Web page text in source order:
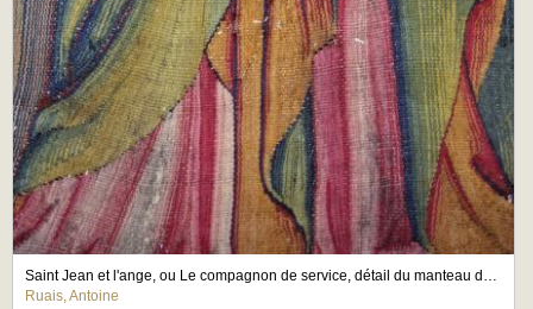
Saint Jean et l'ange, ou Le compagnon de service, détail du manteau de l'ange penché
Ruais, Antoine